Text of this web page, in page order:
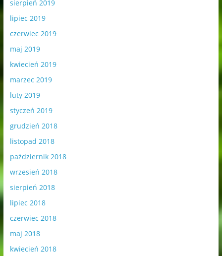
sierpień 2019
lipiec 2019
czerwiec 2019
maj 2019
kwiecień 2019
marzec 2019
luty 2019
styczeń 2019
grudzień 2018
listopad 2018
październik 2018
wrzesień 2018
sierpień 2018
lipiec 2018
czerwiec 2018
maj 2018
kwiecień 2018